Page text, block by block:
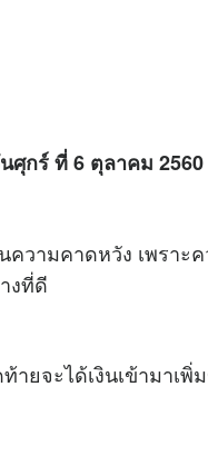
ศุกร์ ที่ 6 ตุลาคม 2560
ความคาดหวัง เพรา
งที่ดี
ยจะได้เงินเข้ามาเพิ่